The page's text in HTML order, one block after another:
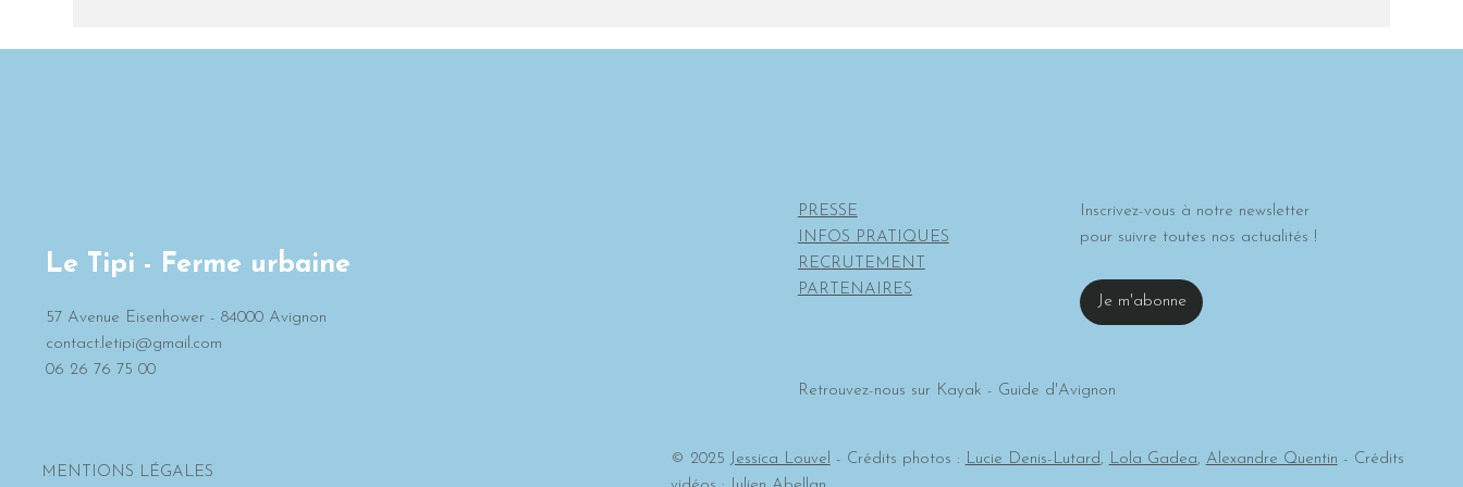
MENTIONS LÉGALES
© 2025 Jessica Louvel - Crédits photos : Lucie Denis-Lutard, Lola Gadea, Alexandre Quentin - Crédits
Le Tipi - Ferme urbaine
57 Avenue Eisenhower - 84000 Avignon
contact.letipi@gmail.com
06 26 76 75 00
PRESSE
INFOS PRATIQUES
RECRUTEMENT
PARTENAIRES
Inscrivez-vous à notre newsletter
pour suivre toutes nos actualités !
Je m'abonne
Retrouvez-nous sur Kayak - Guide d'Avignon